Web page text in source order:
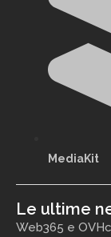
MediaKit
Le ultime
Web365 e